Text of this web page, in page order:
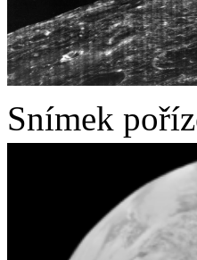
Snímek